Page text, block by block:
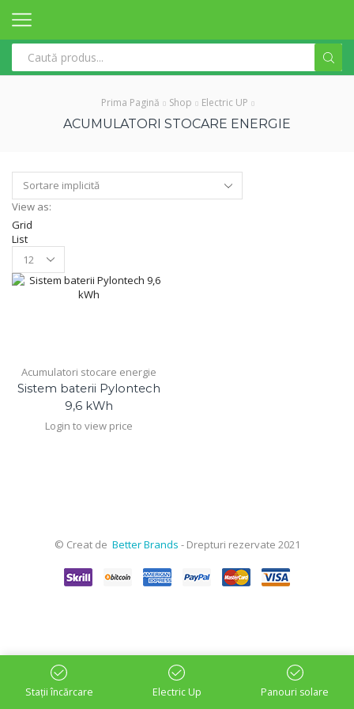
input
Prima Pagină Shop Electric UP
ACUMULATORI STOCARE ENERGIE
View as:
Grid
List
per
page
Acumulatori stocare energie
Sistem baterii Pylontech
9,6 kWh
Login to view price
© Creat de Better Brands - Drepturi rezervate 2021
Stații încărcare Electric Up Panouri solare